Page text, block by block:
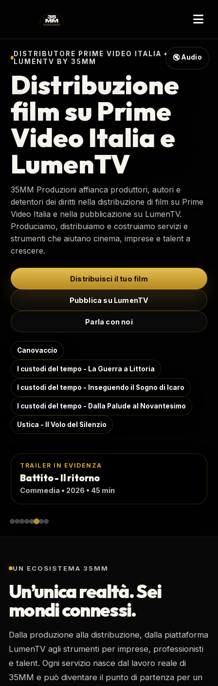
🔇 Audio
DISTRIBUTORE PRIME VIDEO ITALIA •
LUMENTV BY 35MM
Distribuzione
film su Prime
Video Italia e
LumenTV
35MM Produzioni affianca produttori, autori e
detentori dei diritti nella distribuzione di film su Prime
Video Italia e nella pubblicazione su LumenTV.
Produciamo, distribuiamo e costruiamo servizi e
strumenti che aiutano cinema, imprese e talent a
crescere.
Distribuisci il tuo film
Pubblica su LumenTV
Parla con noi
Canovaccio
I custodi del tempo - La Guerra a Littoria
I custodi del tempo - Inseguendo il Sogno di Icaro
I custodi del tempo - Dalla Palude al Novantesimo
Ustica - Il Volo del Silenzio
TRAILER IN EVIDENZA
I veri supereroi
Documentario • 2025 • 82 min
UN ECOSISTEMA 35MM
Un’unica realtà. Sei
mondi connessi.
Dalla produzione alla distribuzione, dalla piattaforma
LumenTV agli strumenti per imprese, professionisti
e talent. Ogni servizio nasce dal lavoro reale di
35MM e può diventare il punto di partenza per un